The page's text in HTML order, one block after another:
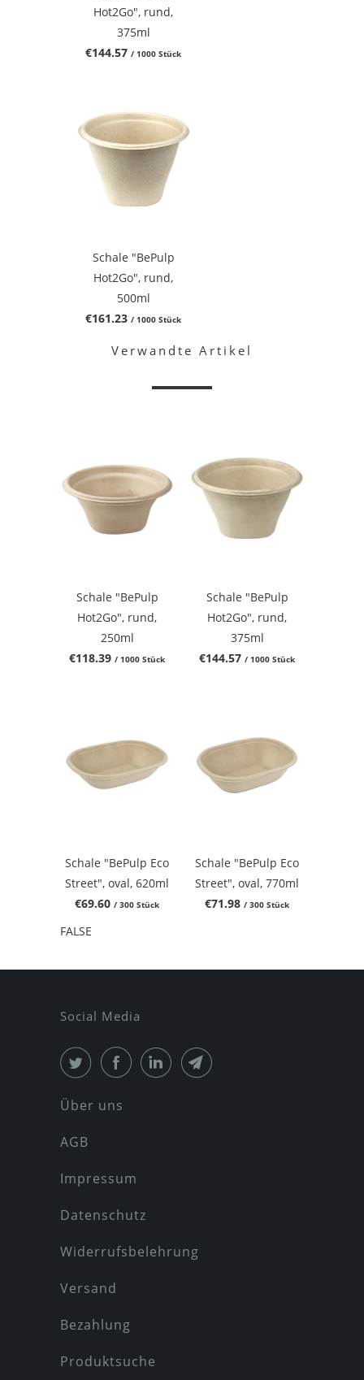
Hot2Go", rund,
375ml
€144.57 / 1000 Stück
Schale "BePulp
Hot2Go", rund,
500ml
€161.23 / 1000 Stück
Verwandte Artikel
Schale "BePulp
Hot2Go", rund,
250ml
€118.39 / 1000 Stück
Schale "BePulp
Hot2Go", rund,
375ml
€144.57 / 1000 Stück
Schale "BePulp Eco
Street", oval, 620ml
€69.60 / 300 Stück
Schale "BePulp Eco
Street", oval, 770ml
€71.98 / 300 Stück
FALSE
Social Media
Über uns
AGB
Impressum
Datenschutz
Widerrufsbelehrung
Versand
Bezahlung
Produktsuche